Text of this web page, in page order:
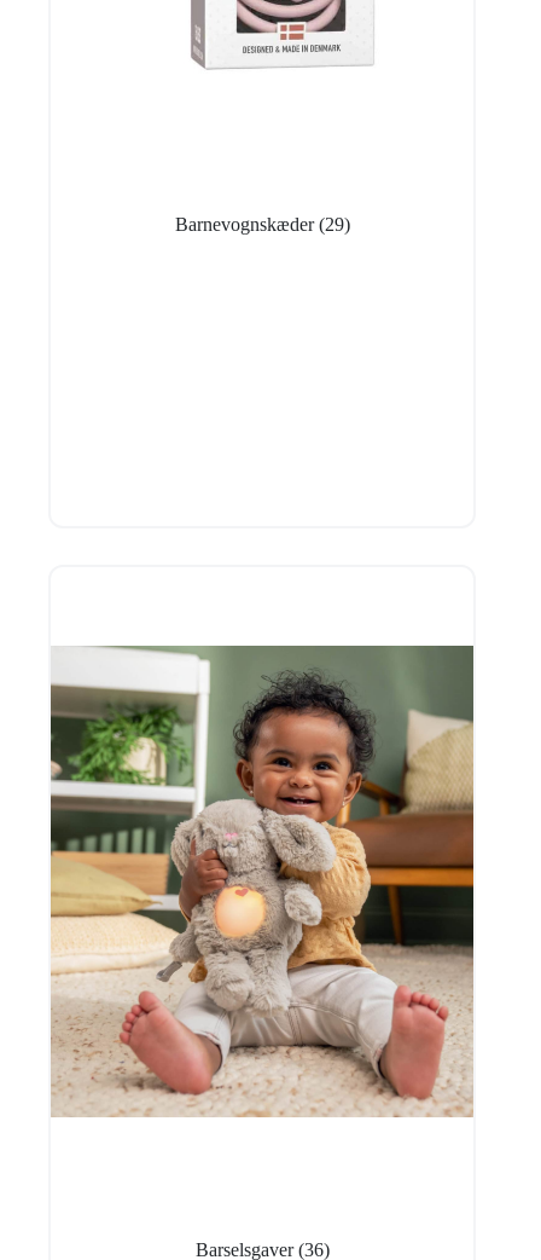
Barnevognskæder(29)
Barselsgaver(36)